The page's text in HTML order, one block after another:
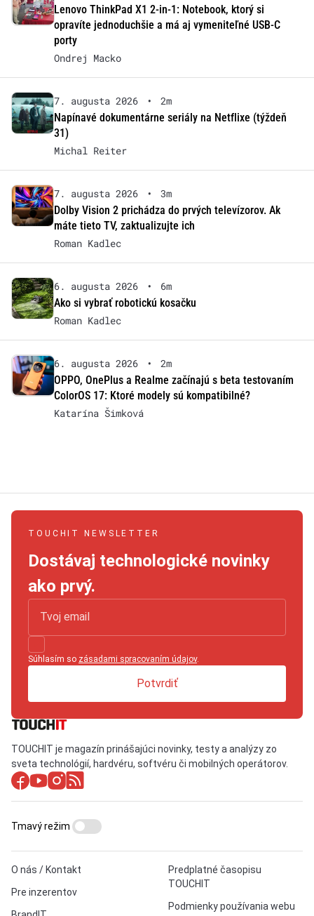
Lenovo ThinkPad X1 2-in-1: Notebook, ktorý si
opravíte jednoduchšie a má aj vymeniteľné USB-C
porty
Ondrej Macko
7. augusta 2026 •
2m
Napínavé dokumentárne seriály na Netflixe (týždeň
31)
Michal Reiter
7. augusta 2026 •
3m
Dolby Vision 2 prichádza do prvých televízorov. Ak
máte tieto TV, zaktualizujte ich
Roman Kadlec
6. augusta 2026 •
6m
Ako si vybrať robotickú kosačku
Roman Kadlec
6. augusta 2026 •
2m
OPPO, OnePlus a Realme začínajú s beta testovaním
ColorOS 17: Ktoré modely sú kompatibilné?
Katarína Šimková
TOUCHIT NEWSLETTER
Dostávaj technologické novinky
ako prvý.
Súhlasím so zásadami spracovaním údajov.
Potvrdiť
TOUCHIT je magazín prinášajúci novinky, testy a analýzy zo
sveta technológií, hardvéru, softvéru či mobilných operátorov.
O nás / Kontakt
Pre inzerentov
Predplatné časopisu
TOUCHIT
Podmienky používania webu
Tmavý režim